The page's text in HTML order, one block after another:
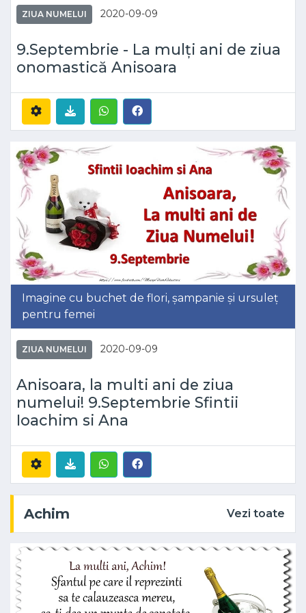
ZIUA NUMELUI 2020-09-09
9.Septembrie - La mulți ani de ziua
onomastică Anisoara
Imagine cu buchet de flori, șampanie și ursuleț
pentru femei
ZIUA NUMELUI 2020-09-09
Anisoara, la multi ani de ziua
numelui! 9.Septembrie Sfintii
Ioachim si Ana
Achim Vezi toate